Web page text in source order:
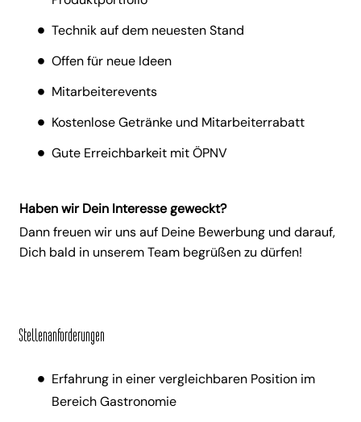
Technik auf dem neuesten Stand
Offen für neue Ideen
Mitarbeiterevents
Kostenlose Getränke und Mitarbeiterrabatt
Gute Erreichbarkeit mit ÖPNV
Haben wir Dein Interesse geweckt?
Dann freuen wir uns auf Deine Bewerbung und darauf,
Dich bald in unserem Team begrüßen zu dürfen!
Stellenanforderungen
Erfahrung in einer vergleichbaren Position im
Bereich Gastronomie